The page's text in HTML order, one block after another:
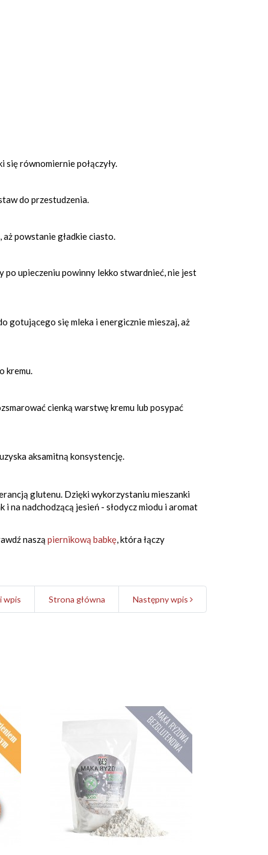
się równomiernie połączyły.
do przestudzenia.
aż powstanie gładkie ciasto.
po upieczeniu powinny lekko stwardnieć, nie jest
gotującego się mleka i energicznie mieszaj, aż
kremu.
cienką warstwę kremu lub posypać
aksamitną konsystencję.
glutenu. Dzięki wykorzystaniu mieszanki
na nadchodzącą jesień - słodycz miodu i aromat
naszą piernikową babkę, która łączy
wpis Strona główna Następny wpis